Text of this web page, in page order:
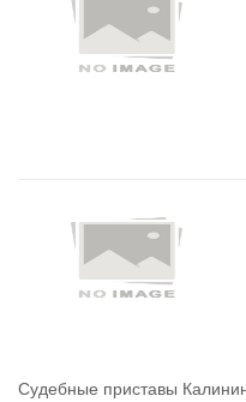
Судебные приставы